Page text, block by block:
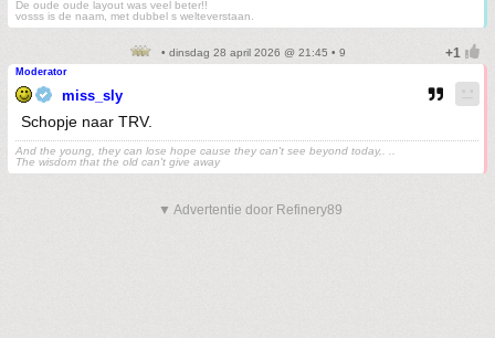
De oude oude layout was veel beter!!
vosss is de naam, met dubbel s welteverstaan.
• dinsdag 28 april 2026 @ 21:45 • 9
Moderator
miss_sly
Schopje naar TRV.
And the young, they can lose hope cause they can't see beyond today,. ..
The wisdom that the old can't give away
▼ Advertentie door Refinery89